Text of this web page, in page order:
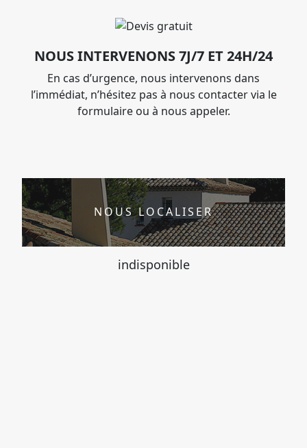
NOUS INTERVENONS 7J/7 ET 24H/24
En cas d’urgence, nous intervenons dans
l’immédiat, n’hésitez pas à nous contacter via le
formulaire ou à nous appeler.
NOUS LOCALISER
indisponible